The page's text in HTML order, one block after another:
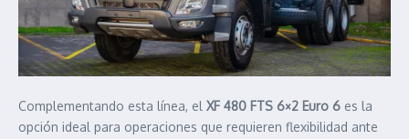
Complementando esta línea, el XF 480 FTS 6×2 Euro 6 es la
opción ideal para operaciones que requieren flexibilidad ante